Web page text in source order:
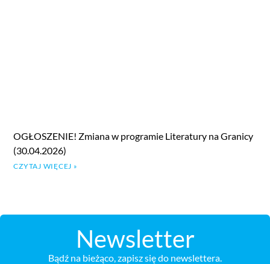
OGŁOSZENIE! Zmiana w programie Literatury na Granicy
(30.04.2026)
CZYTAJ WIĘCEJ »
Newsletter
Bądź na bieżąco, zapisz się do newslettera.